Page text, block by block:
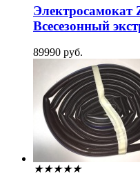
Всесезонный
89990 руб.
★★★★★